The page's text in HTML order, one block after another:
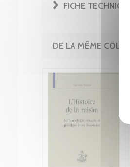
FICHE TECHNIQUE
DE LA MÊME